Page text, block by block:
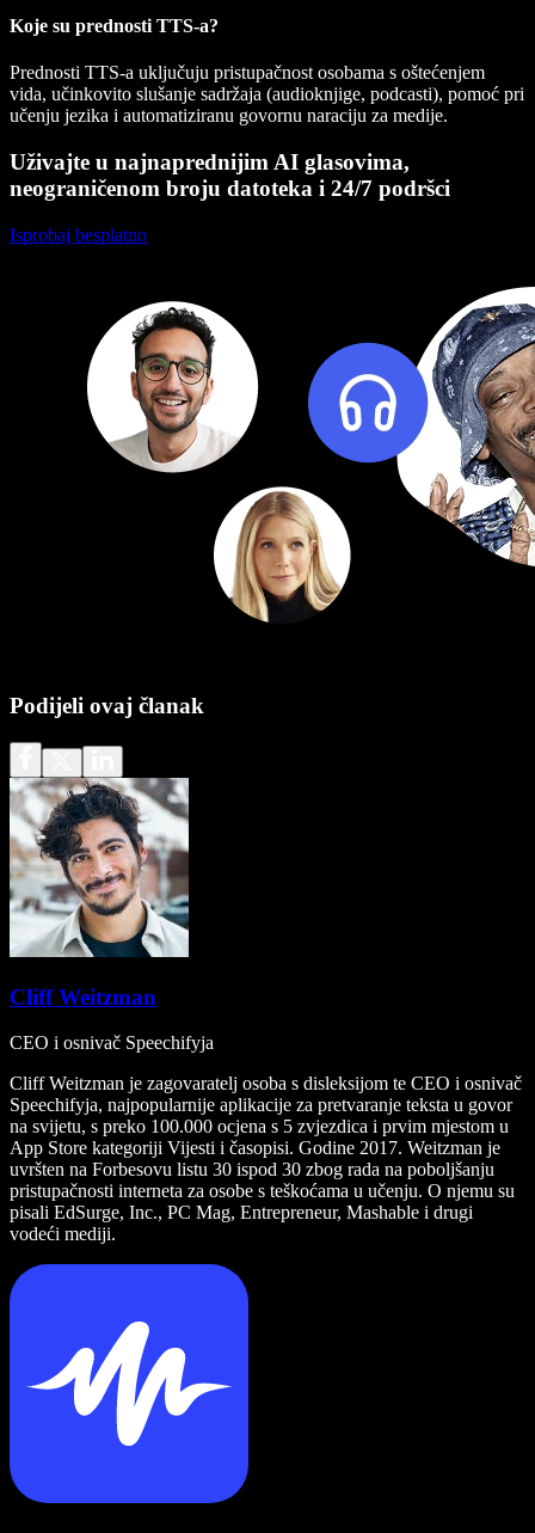
Koje su prednosti TTS-a?
Prednosti TTS-a uključuju pristupačnost osobama s oštećenjem
vida, učinkovito slušanje sadržaja (audioknjige, podcasti), pomoć pri
učenju jezika i automatiziranu govornu naraciju za medije.
Uživajte u najnaprednijim AI glasovima,
neograničenom broju datoteka i 24/7 podršci
Isprobaj besplatno
Podijeli ovaj članak
Cliff Weitzman
CEO i osnivač Speechifyja
Cliff Weitzman je zagovaratelj osoba s disleksijom te CEO i osnivač
Speechifyja, najpopularnije aplikacije za pretvaranje teksta u govor
na svijetu, s preko 100.000 ocjena s 5 zvjezdica i prvim mjestom u
App Store kategoriji Vijesti i časopisi. Godine 2017. Weitzman je
uvršten na Forbesovu listu 30 ispod 30 zbog rada na poboljšanju
pristupačnosti interneta za osobe s teškoćama u učenju. O njemu su
pisali EdSurge, Inc., PC Mag, Entrepreneur, Mashable i drugi
vodeći mediji.